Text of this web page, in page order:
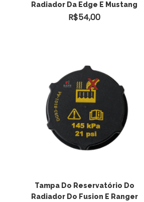
CARRINHO
Radiador Da Edge E Mustang
R$54,00
ADICIONAR AO
Tampa Do Reservatório Do
Radiador Do Fusion E Ranger